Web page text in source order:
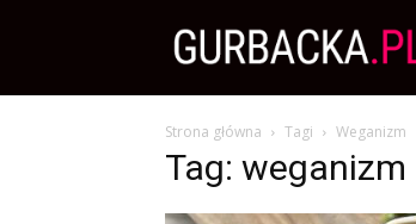
Strona główna Tagi Weganizm
Tag: weganizm